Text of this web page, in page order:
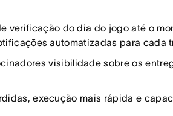
verificação do dia do jogo até o
automatizadas para cada
visibilidade sobre os
execução mais rápida e